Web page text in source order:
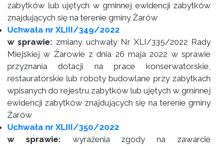
zabytków lub ujętych w gminnej ewidencji zabytków
znajdujących się na terenie gminy Żarów
Uchwała nr XLIII/349/2022
w sprawie: zmiany uchwały Nr XLI/335/2022 Rady
Miejskiej w Żarowie z dnia 26 maja 2022 w sprawie
przyznania dotacji na prace konserwatorskie,
restauratorskie lub roboty budowlane przy zabytkach
wpisanych do rejestru zabytków lub ujętych w gminnej
ewidencji zabytków znajdujących się na terenie gminy
Żarów
Uchwała nr XLIII/350/2022
w sprawie: wyrażenia zgody na zawarcie